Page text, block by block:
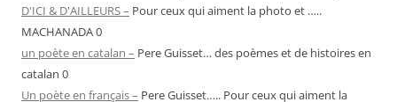
D'ICI & D'AILLEURS – Pour ceux qui aiment la photo et …..
MACHANADA 0
un poète en catalan – Pere Guisset… des poèmes et de histoires en
catalan 0
Un poète en français – Pere Guisset….. Pour ceux qui aiment la